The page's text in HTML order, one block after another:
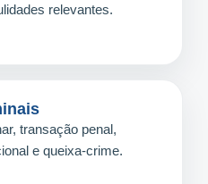
relevantes.
transação penal,
e queixa-crime.